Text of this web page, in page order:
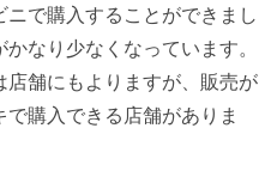
で購入することができまし
なり少なくなっています。
舗にもよりますが、販売が
購入できる店舗がありま